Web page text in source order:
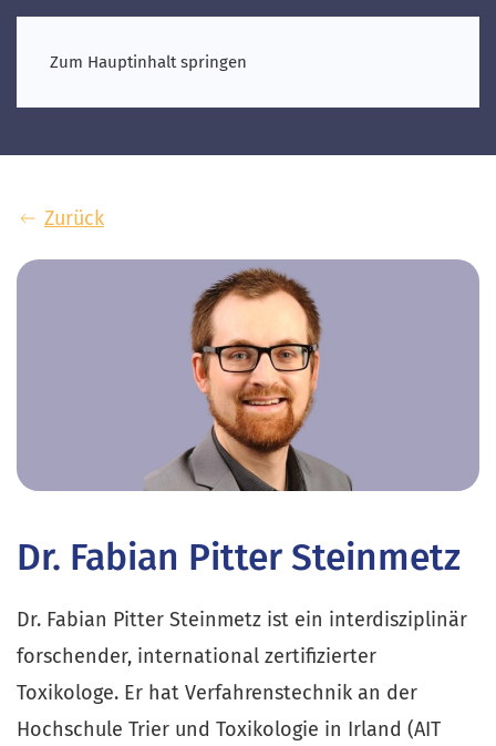
Zum Hauptinhalt springen
Zurück
Dr. Fabian Pitter Steinmetz
Dr. Fabian Pitter Steinmetz ist ein interdisziplinär
forschender, international zertifizierter
Toxikologe. Er hat Verfahrenstechnik an der
Hochschule Trier und Toxikologie in Irland (AIT